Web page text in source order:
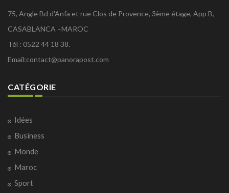
75, Angle Bd d'Anfa et rue Clos de Provence, 3ème étage, App B,
CASABLANCA –MAROC
Tél : 0522 44 18 38.
Email:contact@panorapost.com
CATÉGORIE
Idées
Business
Monde
Maroc
Sport